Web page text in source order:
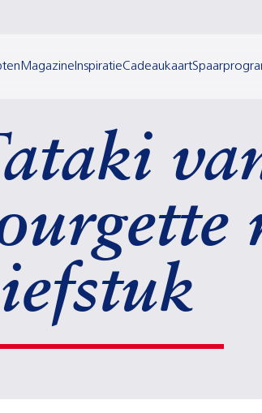
Magazine InspiratieCadeaukaart